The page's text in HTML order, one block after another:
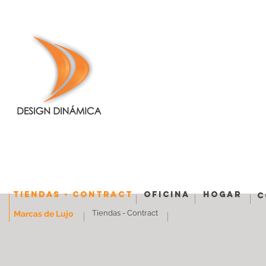
Oficina
Tiendas - Contract
Marcas de Lujo Tiendas - Contract
Hogar